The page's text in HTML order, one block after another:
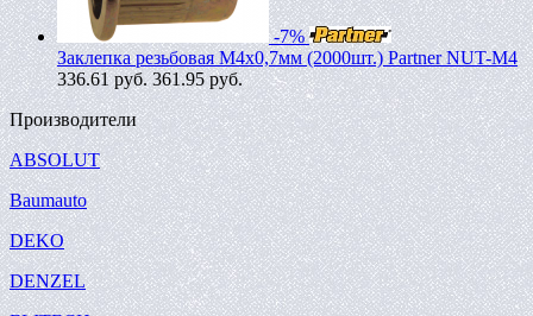
-7%
Заклепка резьбовая M4х0,7мм (2000шт.) Partner NUT-M4
336.61руб. 361.95 руб.
Производители
ABSOLUT
Baumauto
DEKO
DENZEL